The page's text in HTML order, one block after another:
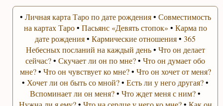
• Личная карта Таро по дате рождения• Совместимость
на картах Таро• Пасьянс «Девять стопок» • Карма по
дате рождения•Кармические отношения•365
Небесных посланий на каждый день• Что он делает
сейчас?•Скучает ли он по мне?•Что он думает обо
мне?• Что он чувствует ко мне?• Что он хочет от меня?
• Хочет ли он быть со мной?•Есть ли у него другая?•
Вспоминает ли он меня?•Что ждет меня с ним?•